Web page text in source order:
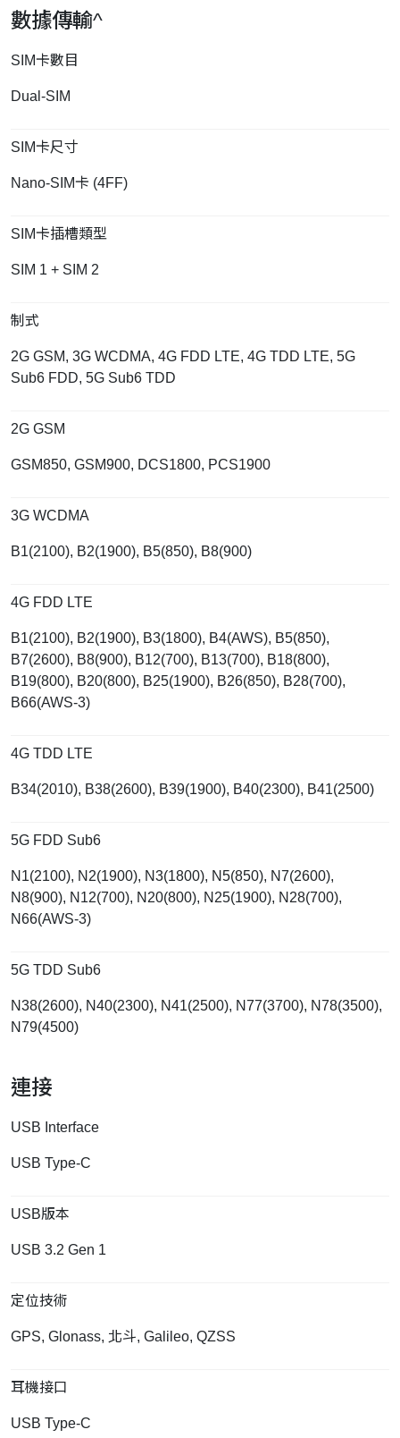
數據傳輸^
SIM卡數目
Dual-SIM
SIM卡尺寸
Nano-SIM卡 (4FF)
SIM卡插槽類型
SIM 1 + SIM 2
制式
2G GSM, 3G WCDMA, 4G FDD LTE, 4G TDD LTE, 5G
Sub6 FDD, 5G Sub6 TDD
2G GSM
GSM850, GSM900, DCS1800, PCS1900
3G WCDMA
B1(2100), B2(1900), B5(850), B8(900)
4G FDD LTE
B1(2100), B2(1900), B3(1800), B4(AWS), B5(850),
B7(2600), B8(900), B12(700), B13(700), B18(800),
B19(800), B20(800), B25(1900), B26(850), B28(700),
B66(AWS-3)
4G TDD LTE
B34(2010), B38(2600), B39(1900), B40(2300), B41(2500)
5G FDD Sub6
N1(2100), N2(1900), N3(1800), N5(850), N7(2600),
N8(900), N12(700), N20(800), N25(1900), N28(700),
N66(AWS-3)
5G TDD Sub6
N38(2600), N40(2300), N41(2500), N77(3700), N78(3500),
N79(4500)
連接
USB Interface
USB Type-C
USB版本
USB 3.2 Gen 1
定位技術
GPS, Glonass, 北斗, Galileo, QZSS
耳機接口
USB Type-C